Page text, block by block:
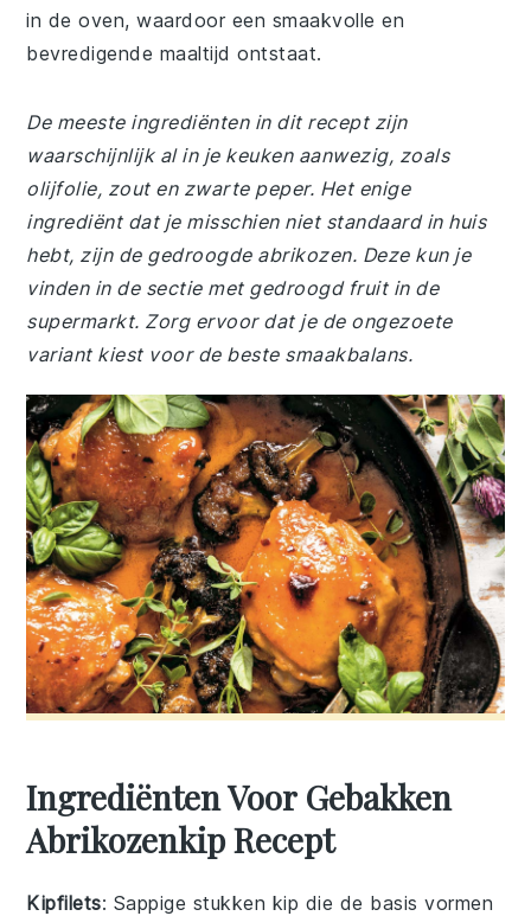
in de oven, waardoor een smaakvolle en
bevredigende maaltijd ontstaat.
De meeste ingrediënten in dit recept zijn
waarschijnlijk al in je keuken aanwezig, zoals
olijfolie, zout en zwarte peper. Het enige
ingrediënt dat je misschien niet standaard in huis
hebt, zijn de gedroogde abrikozen. Deze kun je
vinden in de sectie met gedroogd fruit in de
supermarkt. Zorg ervoor dat je de ongezoete
variant kiest voor de beste smaakbalans.
Ingrediënten Voor Gebakken
Abrikozenkip Recept
Kipfilets: Sappige stukken kip die de basis vormen